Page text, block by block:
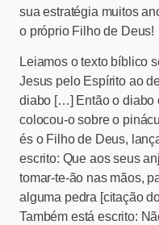
sua estratégia muitos
o próprio Filho de Deus!
Leiamos o texto bíblico
Jesus pelo Espírito ao
diabo […] Então o diabo
colocou-o sobre o
és o Filho de Deus,
escrito: Que aos seus
tomar-te-ão nas mãos,
alguma pedra [citação
Também está escrito: